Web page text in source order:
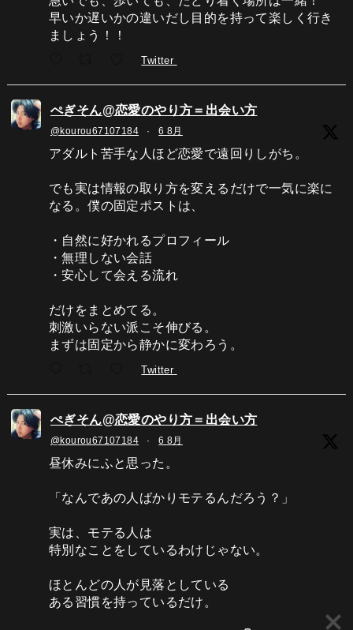
早いか遅いかの違いだし目的を持って楽しく行き
ましょう！！
Twitter
ぺぎそん@恋愛のやり方＝出会い方
@kourou67107184 · 6 8月
アダルト苦手な人ほど恋愛で遠回りしがち。
でも実は情報の取り方を変えるだけで一気に楽に
なる。僕の固定ポストは、
・自然に好かれるプロフィール
・無理しない会話
・安心して会える流れ
だけをまとめてる。
刺激いらない派こそ伸びる。
まずは固定から静かに変わろう。
Twitter
ぺぎそん@恋愛のやり方＝出会い方
@kourou67107184 · 6 8月
昼休みにふと思った。
「なんであの人ばかりモテるんだろう？」
実は、モテる人は
特別なことをしているわけじゃない。
ほとんどの人が見落としている
ある習慣を持っているだけ。